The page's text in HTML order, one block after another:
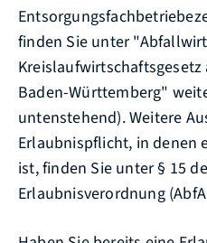
finden Sie unter
Baden-Württemberg"
untenstehend). Weitere
Erlaubnispflicht, in denen
ist, finden Sie unter § 15
Erlaubnisverordnung